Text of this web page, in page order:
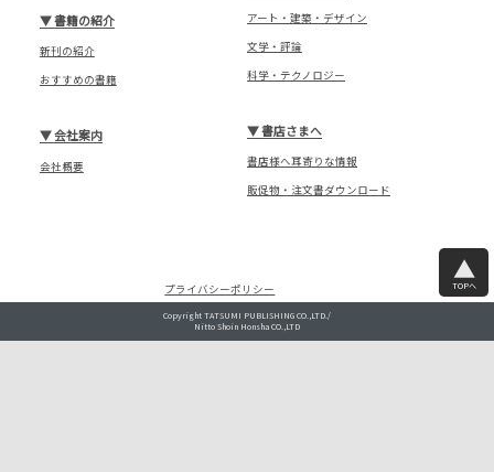
アート・建築・デザイン
文学・評論
科学・テクノロジー
▼書籍の紹介
新刊の紹介
おすすめの書籍
▼書店さまへ
書店様へ耳寄りな情報
販促物・注文書ダウンロード
▼会社案内
会社概要
プライバシーポリシー TOPへ
Copyright TATSUMI PUBLISHING CO.,LTD./
Nitto Shoin Honsha CO.,LTD